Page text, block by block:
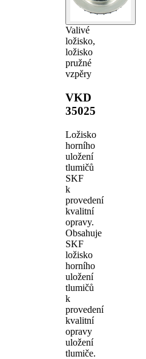
Valivé
ložisko,
ložisko
pružné
vzpěry
VKD
35025
Ložisko
horního
uložení
tlumičů
SKF
k
provedení
kvalitní
opravy.
Obsahuje
SKF
ložisko
horního
uložení
tlumičů
k
provedení
kvalitní
opravy
uložení
tlumiče.